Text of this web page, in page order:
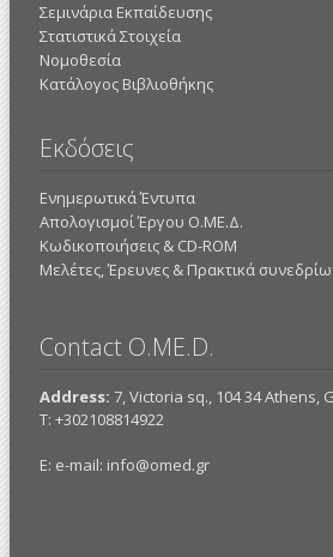
Σεμινάρια Εκπαίδευσης
Στατιστικά Στοιχεία
Νομοθεσία
Κατάλογος Βιβλιοθήκης
Εκδόσεις
Ενημερωτικά Έντυπα
Απολογισμοί Έργου Ο.ΜΕ.Δ.
Κωδικοποιήσεις & CD-ROM
Mελέτες, Έρευνες & Πρακτικά
Contact O.ME.D.
Address: 7, Victoria sq., 104 34 Athens,
Τ: +302108814922
E: e-mail: info@omed.gr